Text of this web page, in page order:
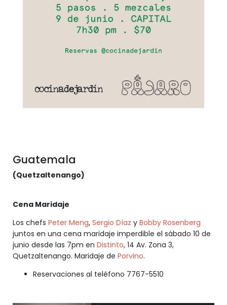
Guatemala
(Quetzaltenango)
Cena Maridaje
Los chefs Peter Meng, Sergio Díaz y Bobby Rosenberg
juntos en una cena maridaje imperdible el sábado 10 de
junio desde las 7pm en Distinto, 14 Av. Zona 3,
Quetzaltenango. Maridaje de Porvino.
Reservaciones al teléfono 7767-5510